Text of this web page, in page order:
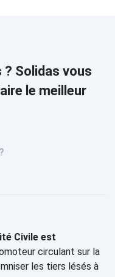
Solidas vous
le meilleur
Civile est
circulant sur la
les tiers lésés à